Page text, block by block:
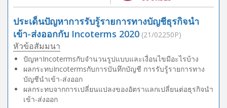
ประเด็นปัญหาการรับรู้รายการทางบัญชีธุรกิจนำ
เข้า-ส่งออกกับ Incoterms 2020 (21/02250P)
หัวข้อสัมมนา
ปัญหาIncotermsกับจำนวนรูปแบบและเงื่อนไขมีอะไรบ้าง
ผลกระทบIncotermsกับการบันทึกบัญชี การรับรู้รายการทาง
บัญชีนำเข้า-ส่งออก
ผลกระทบจากการเปลี่ยนแปลงของอัตราแลกเปลี่ยนต่อธุรกิจนำ
เข้า-ส่งออก